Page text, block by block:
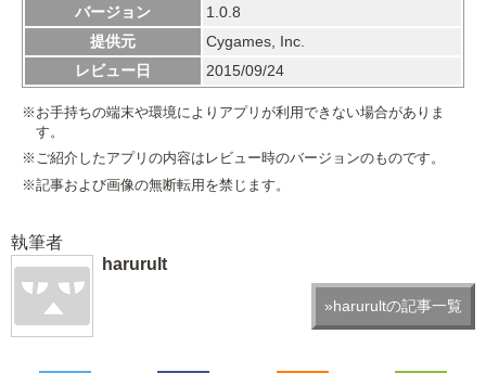
バージョン
1.0.8
提供元
Cygames, Inc.
レビュー日
2015/09/24
※お手持ちの端末や環境によりアプリが利用できない場合がありま
す。
※ご紹介したアプリの内容はレビュー時のバージョンのものです。
※記事および画像の無断転用を禁じます。
執筆者
harurult
»harurultの記事一覧